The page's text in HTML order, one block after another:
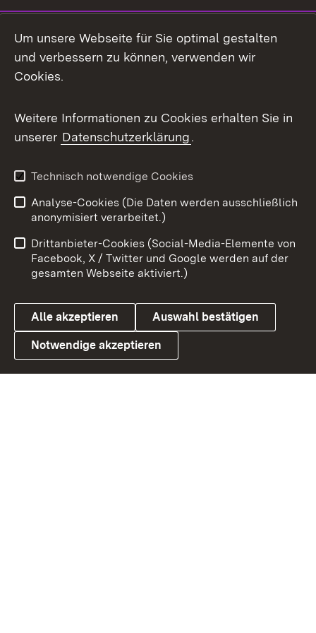
Facebook
X / Twitter
Youtube
Link zum Landesportal
Impressum
Kontakt
Barrierefreiheit
Datenschutz
Cookies
Um unsere Webseite für Sie optimal gestalten
und verbessern zu können, verwenden wir
Cookies.
Weitere Informationen zu Cookies erhalten Sie in
unserer Datenschutzerklärung.
Technisch notwendige Cookies
Analyse-Cookies (Die Daten werden ausschließlich
anonymisiert verarbeitet.)
Drittanbieter-Cookies (Social-Media-Elemente von
Facebook, X / Twitter und Google werden auf der
gesamten Webseite aktiviert.)
Alle akzeptieren Auswahl bestätigen
Notwendige akzeptieren